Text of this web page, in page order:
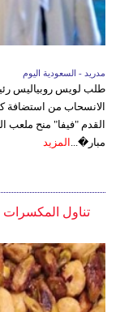
مدريد - السعودية اليوم
طلب لويس روبياليس
القدم "فيفا" منح ملعب
مبار�... المزيد
تناول المكسرات